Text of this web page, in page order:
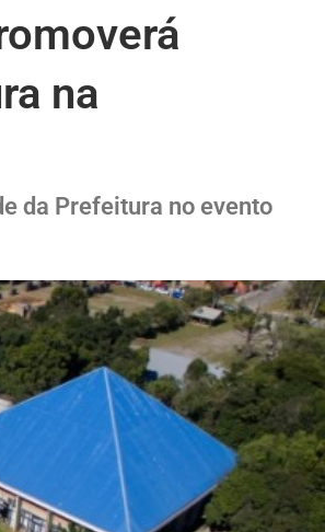
na
da Prefeitura no evento